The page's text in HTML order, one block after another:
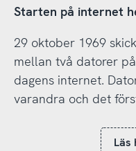
Starten på internet
29 oktober 1969
mellan två datorer
dagens internet.
varandra och det
Läs